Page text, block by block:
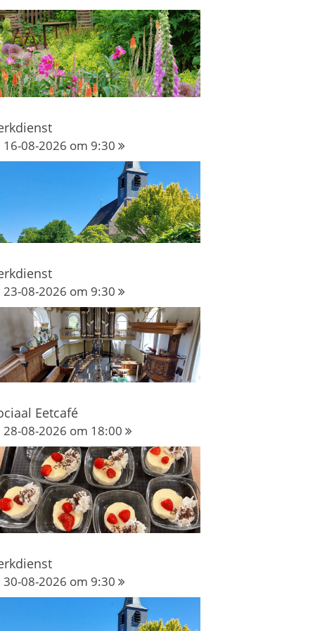
16-08-2026 om 9:30
23-08-2026 om 9:30
Eetcafé
28-08-2026 om 18:00
30-08-2026 om 9:30